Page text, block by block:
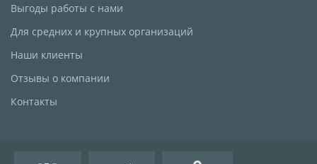
Выгоды работы с нами
Для средних и крупных организаций
Наши клиенты
Отзывы о компании
Контакты